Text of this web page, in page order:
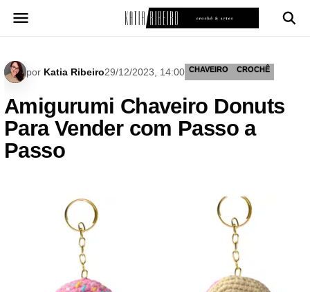
para
por Katia Ribeiro29/12/2023, 14:00 CHAVEIRO CROCHÊ
Amigurumi Chaveiro Donuts
Para Vender com Passo a
Passo